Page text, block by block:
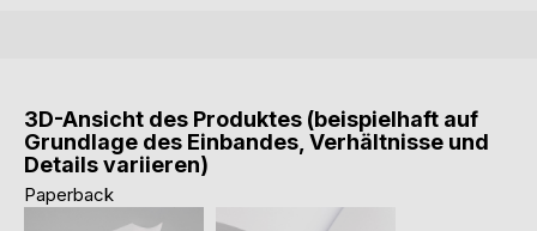
3D-Ansicht des Produktes (beispielhaft auf
Grundlage des Einbandes, Verhältnisse und
Details variieren)
Paperback